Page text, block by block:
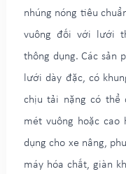
nhúng nóng tiêu
vuông đối với lưới
thông dụng. Các sản
lưới dày đặc, có
chịu tải nặng có thể
mét vuông hoặc cao
dụng cho xe nâng,
máy hóa chất, giàn